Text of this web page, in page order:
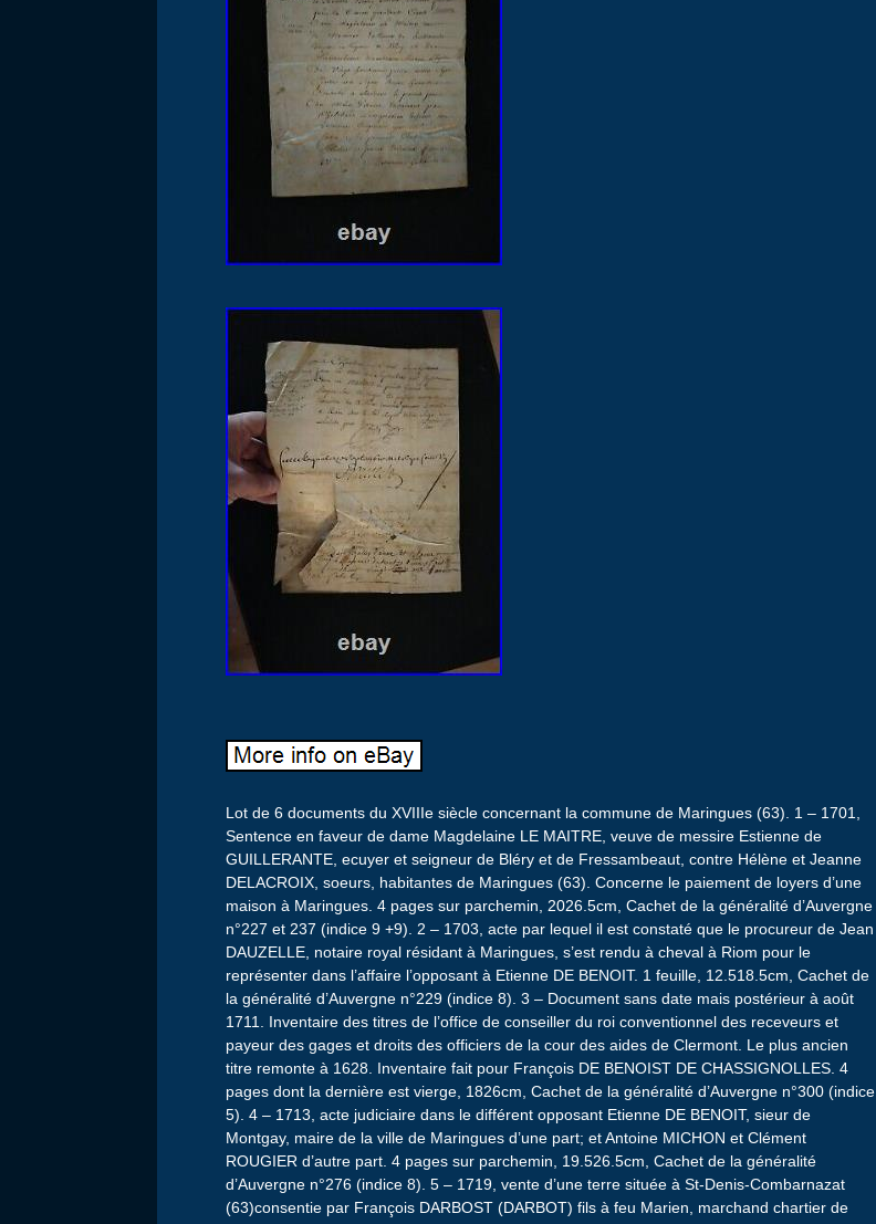
Lot de 6 documents du XVIIIe siècle concernant la commune de Maringues (63). 1 – 1701,
Sentence en faveur de dame Magdelaine LE MAITRE, veuve de messire Estienne de
GUILLERANTE, ecuyer et seigneur de Bléry et de Fressambeaut, contre Hélène et Jeanne
DELACROIX, soeurs, habitantes de Maringues (63). Concerne le paiement de loyers d’une
maison à Maringues. 4 pages sur parchemin, 2026.5cm, Cachet de la généralité d’Auvergne
n°227 et 237 (indice 9 +9). 2 – 1703, acte par lequel il est constaté que le procureur de Jean
DAUZELLE, notaire royal résidant à Maringues, s’est rendu à cheval à Riom pour le
représenter dans l’affaire l’opposant à Etienne DE BENOIT. 1 feuille, 12.518.5cm, Cachet de
la généralité d’Auvergne n°229 (indice 8). 3 – Document sans date mais postérieur à août
1711. Inventaire des titres de l’office de conseiller du roi conventionnel des receveurs et
payeur des gages et droits des officiers de la cour des aides de Clermont. Le plus ancien
titre remonte à 1628. Inventaire fait pour François DE BENOIST DE CHASSIGNOLLES. 4
pages dont la dernière est vierge, 1826cm, Cachet de la généralité d’Auvergne n°300 (indice
5). 4 – 1713, acte judiciaire dans le différent opposant Etienne DE BENOIT, sieur de
Montgay, maire de la ville de Maringues d’une part; et Antoine MICHON et Clément
ROUGIER d’autre part. 4 pages sur parchemin, 19.526.5cm, Cachet de la généralité
d’Auvergne n°276 (indice 8). 5 – 1719, vente d’une terre située à St-Denis-Combarnazat
(63)consentie par François DARBOST (DARBOT) fils à feu Marien, marchand chartier de